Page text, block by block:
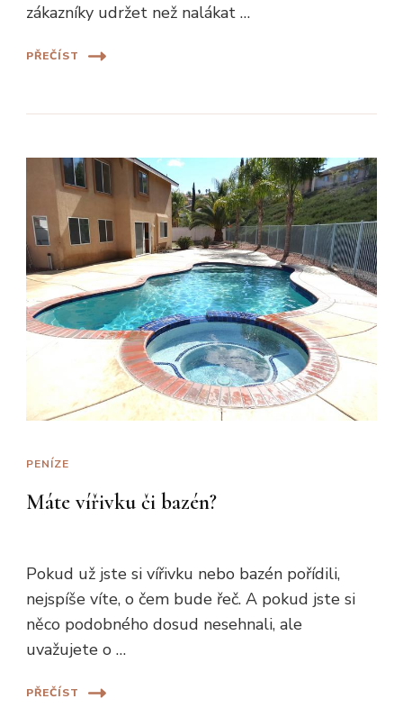
zákazníky udržet než nalákat …
PŘEČÍST
PENÍZE
Máte vířivku či bazén?
Pokud už jste si vířivku nebo bazén pořídili,
nejspíše víte, o čem bude řeč. A pokud jste si
něco podobného dosud nesehnali, ale
uvažujete o …
PŘEČÍST